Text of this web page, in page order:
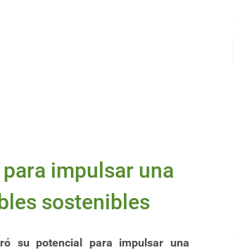
impulsar una
sostenibles
su potencial para impulsar una